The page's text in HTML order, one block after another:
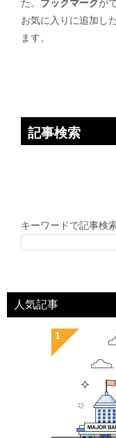
た。 ブックマークが
お気に入りに追加し
ます。
記事検索
キーワードで記事検
人気記事